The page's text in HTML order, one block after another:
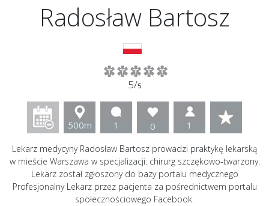
Radosław Bartosz
5/5
500m 1 0 1
Lekarz medycyny Radosław Bartosz prowadzi praktykę lekarską
w mieście Warszawa w specjalizacji: chirurg szczękowo-twarzony.
Lekarz został zgłoszony do bazy portalu medycznego
Profesjonalny Lekarz przez pacjenta za pośrednictwem portalu
społecznościowego Facebook.